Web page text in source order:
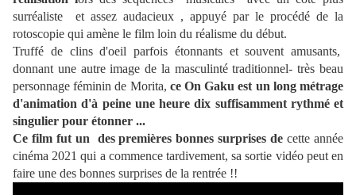
surréaliste et assez audacieux , appuyé par le procédé de la
rotoscopie qui amène le film loin du réalisme du début.
Truffé de clins d'oeil parfois étonnants et souvent amusants,
donnant une autre image de la masculinté traditionnel- très beau
personnage féminin de Morita, ce On Gaku est un long métrage
d'animation d'à peine une heure dix suffisamment rythmé et
singulier pour étonner ...
Ce film fut un des premières bonnes surprises decette année
cinéma 2021 qui a commence tardivement, sa sortie vidéo peut en
faire une des bonnes surprises de la rentrée !!